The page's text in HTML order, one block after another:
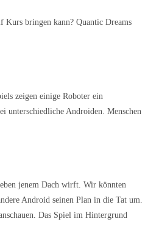
Kurs bringen kann? Quantic Dreams
zeigen einige Roboter ein
unterschiedliche Androiden. Menschen
jenem Dach wirft. Wir könnten
Android seinen Plan in die Tat um.
Das Spiel im Hintergrund